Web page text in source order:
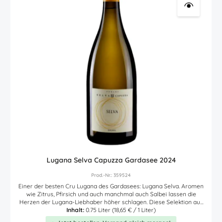
Lugana Selva Capuzza Gardasee 2024
Prod.-Nr.: 359524
Einer der besten Cru Lugana des Gardasees: Lugana Selva. Aromen
wie Zitrus, Pfirsich und auch manchmal auch Salbei lassen die
Herzen der Lugana-Liebhaber höher schlagen. Diese Selektion aus
den besten Weinbergslagen von Selva Capuzza trägt den
prestigereichen Namen des Weingutes als Hommage an einen
Inhalt: 0.75 Liter (18,65 € / 1 Liter)